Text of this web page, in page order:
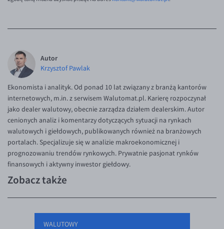
Autor
Krzysztof Pawlak
Ekonomista i analityk. Od ponad 10 lat związany z branżą kantorów
internetowych, m.in. z serwisem Walutomat.pl. Karierę rozpoczynał
jako dealer walutowy, obecnie zarządza działem dealerskim. Autor
cenionych analiz i komentarzy dotyczących sytuacji na rynkach
walutowych i giełdowych, publikowanych również na branżowych
portalach. Specjalizuje się w analizie makroekonomicznej i
prognozowaniu trendów rynkowych. Prywatnie pasjonat rynków
finansowych i aktywny inwestor giełdowy.
Zobacz także
WALUTOWY